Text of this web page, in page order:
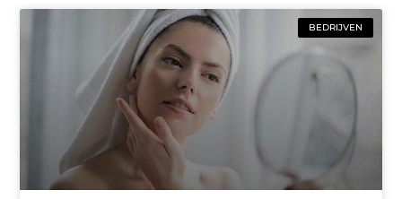
BEDRIJVEN